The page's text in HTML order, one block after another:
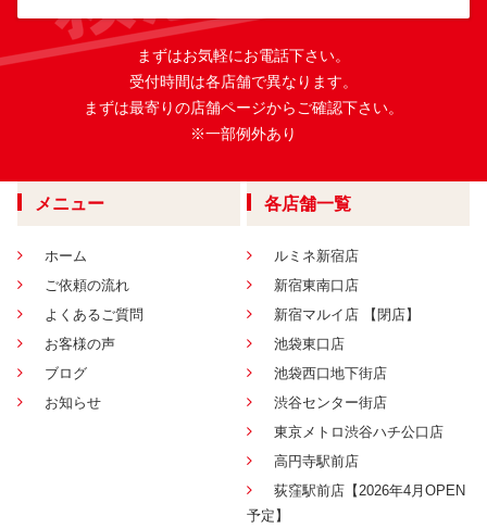
まずはお気軽にお電話下さい。
受付時間は各店舗で異なります。
まずは最寄りの店舗ページからご確認下さい。
※一部例外あり
メニュー
ホーム
ご依頼の流れ
よくあるご質問
お客様の声
ブログ
お知らせ
各店舗一覧
ルミネ新宿店
新宿東南口店
新宿マルイ店 【閉店】
池袋東口店
池袋西口地下街店
渋谷センター街店
東京メトロ渋谷ハチ公口店
高円寺駅前店
荻窪駅前店【2026年4月OPEN
予定】